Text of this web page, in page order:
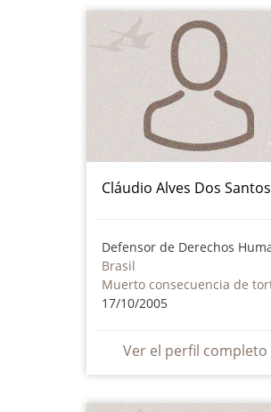
Cláudio Alves Dos Santos
Brasil
17/10/2005
Ver el perfil completo